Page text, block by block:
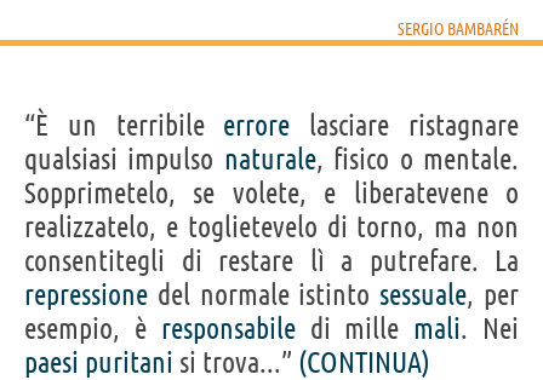
SERGIO BAMBARÉN
“È un terribile errore lasciare ristagnare
qualsiasi impulso naturale, fisico o mentale.
Sopprimetelo, se volete, e liberatevene o
realizzatelo, e toglietevelo di torno, ma non
consentitegli di restare lì a putrefare. La
repressione del normale istinto sessuale, per
esempio, è responsabiledi mille mali. Nei
paesi puritani si trova...” (CONTINUA)